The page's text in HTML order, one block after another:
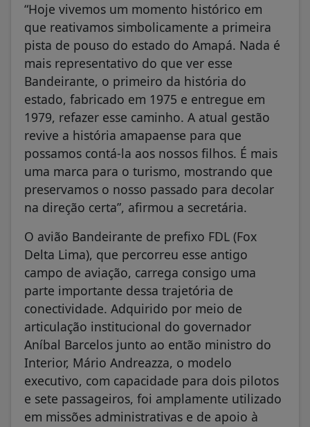
“Hoje vivemos um momento histórico em
que reativamos simbolicamente a primeira
pista de pouso do estado do Amapá. Nada é
mais representativo do que ver esse
Bandeirante, o primeiro da história do
estado, fabricado em 1975 e entregue em
1979, refazer esse caminho. A atual gestão
revive a história amapaense para que
possamos contá-la aos nossos filhos. É mais
uma marca para o turismo, mostrando que
preservamos o nosso passado para decolar
na direção certa”, afirmou a secretária.
O avião Bandeirante de prefixo FDL (Fox
Delta Lima), que percorreu esse antigo
campo de aviação, carrega consigo uma
parte importante dessa trajetória de
conectividade. Adquirido por meio de
articulação institucional do governador
Aníbal Barcelos junto ao então ministro do
Interior, Mário Andreazza, o modelo
executivo, com capacidade para dois pilotos
e sete passageiros, foi amplamente utilizado
em missões administrativas e de apoio à